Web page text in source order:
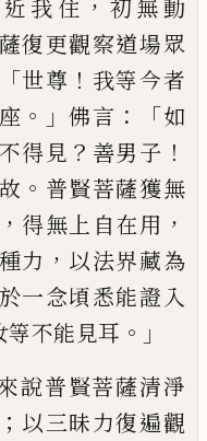
我住 ，初無動
薩復更觀察道場眾
世尊 ！ 我等今者
。」佛言 ：「如
得見 ？ 善男子 ！
。 普賢菩薩獲無
， 得無上 自在用 ，
力 ， 以法界藏為
於一念頃悉能證入
等不能 見耳 。」
說普賢菩薩清淨
； 以三昧力復遍觀